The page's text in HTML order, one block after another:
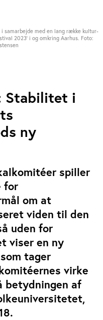
samarbejde med en lang række kultur-
2023' i og omkring Aarhus. Foto:
Stabilitet i
ny
spiller
for
om at
viden til den
uden for
viser en ny
tager
virke
betydningen af